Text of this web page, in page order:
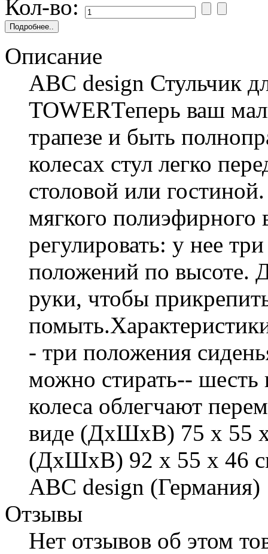
Кол-во:
Описание
ABC design Стульчик
TOWERТеперь ваш
трапезе и быть
колесах стул легко
столовой или
мягкого
регулировать: у нее
положений по высоте.
руки, чтобы
- три положения
можно стирать-- шесть
колеса облегчают
виде (ДхШхВ) 75 x 55
(ДхШхВ) 92 x 55 x 46
ABC design (Германия)
Отзывы
Нет отзывов об этом